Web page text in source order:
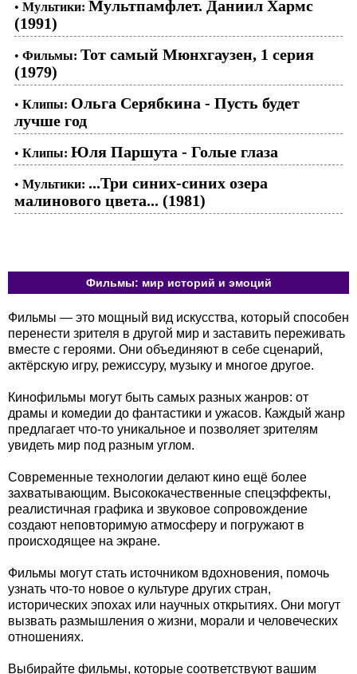
• Мультики: Мультпамфлет. Даниил Хармс
(1991)
• Фильмы: Тот самый Мюнхгаузен, 1 серия
(1979)
• Клипы: Ольга Серябкина - Пусть будет
лучше год
• Клипы: Юля Паршута - Голые глаза
• Мультики: ...Три синих-синих озера
малинового цвета... (1981)
Фильмы: мир историй и эмоций
Фильмы — это мощный вид искусства, который способен
перенести зрителя в другой мир и заставить переживать
вместе с героями. Они объединяют в себе сценарий,
актёрскую игру, режиссуру, музыку и многое другое.
Кинофильмы могут быть самых разных жанров: от
драмы и комедии до фантастики и ужасов. Каждый жанр
предлагает что-то уникальное и позволяет зрителям
увидеть мир под разным углом.
Современные технологии делают кино ещё более
захватывающим. Высококачественные спецэффекты,
реалистичная графика и звуковое сопровождение
создают неповторимую атмосферу и погружают в
происходящее на экране.
Фильмы могут стать источником вдохновения, помочь
узнать что-то новое о культуре других стран,
исторических эпохах или научных открытиях. Они могут
вызвать размышления о жизни, морали и человеческих
отношениях.
Выбирайте фильмы, которые соответствуют вашим